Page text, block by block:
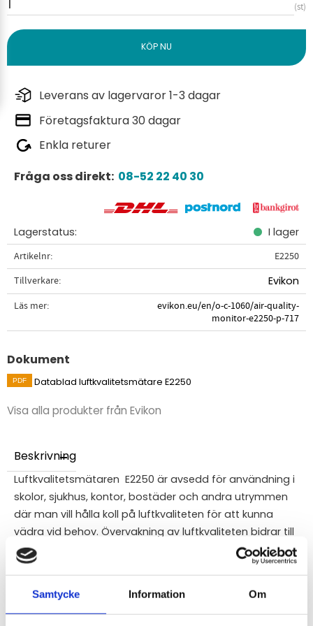
Samtycke Information Om
st
Leverans av lagervaror 1-3 dagar
Företagsfaktura 30 dagar
Enkla returer
Fråga oss direkt: 08-52 22 40 30
Lagerstatus I lager
Artikelnr
E2250
Tillverkare
Evikon
Läs mer
evikon.eu/en/o-c-1060/air-quality-
monitor-e2250-p-717
Dokument
Datablad luftkvalitetsmätare E2250
Visa alla produkter från Evikon
Beskrivning
Luftkvalitetsmätaren E2250 är avsedd för användning i
skolor, sjukhus, kontor, bostäder och andra utrymmen
där man vill hålla koll på luftkvaliteten för att kunna
vädra vid behov. Övervakning av luftkvaliteten bidrar till
att upprätthålla en bra arbetsmiljö för personal, kunder,
boende och alla andra.
Enheten mäter temperatur, relativ luftfuktighet och